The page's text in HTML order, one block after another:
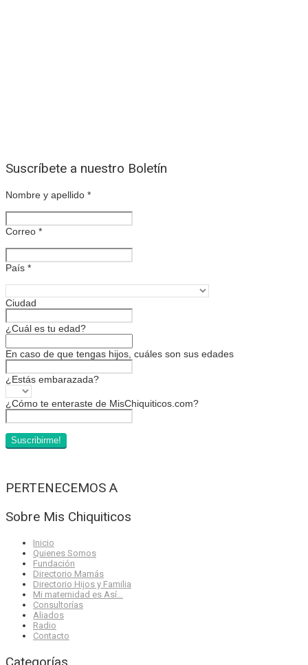
Suscríbete a nuestro Boletín
Nombre y apellido *
Correo *
País *
Ciudad
¿Cuál es tu edad?
En caso de que tengas hijos, cuáles son sus edades
¿Estás embarazada?
¿Cómo te enteraste de MisChiquiticos.com?
PERTENECEMOS A
Sobre Mis Chiquiticos
Inicio
Quienes Somos
Fundación
Directorio Mamás
Directorio Hijos y Familia
Mi maternidad es Así…
Consultorías
Aliados
Radio
Contacto
Categorías